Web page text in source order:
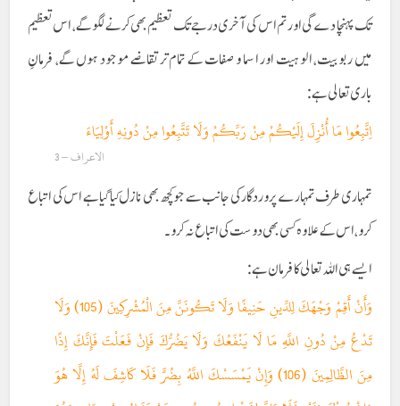
تک پہنچا دے گی اور تم اس کی آخری درجے تک تعظیم بھی کرنے لگو گے، اس تعظیم
میں ربوبیت، الوہیت اور اسما و صفات کے تمام تر تقاضے موجود ہوں گے، فرمانِ
باری تعالی ہے:
اِتَّبِعُوا مَا أُنْزِلَ إِلَيْكُمْ مِنْ رَبِّكُمْ وَلَا تَتَّبِعُوا مِنْ دُونِهِ أَوْلِيَاءَ
الاعراف – 3
تمہاری طرف تمہارے پروردگار کی جانب سے جو کچھ بھی نازل کیا گیا ہے اس کی اتباع
کرو، اس کے علاوہ کسی بھی دوست کی اتباع نہ کرو۔
ایسے ہی اللہ تعالی کا فرمان ہے:
وَأَنْ أَقِمْ وَجْهَكَ لِلدِّينِ حَنِيفًا وَلَا تَكُونَنَّ مِنَ الْمُشْرِكِينَ (105) وَلَا
تَدْعُ مِنْ دُونِ اللَّهِ مَا لَا يَنْفَعُكَ وَلَا يَضُرُّكَ فَإِنْ فَعَلْتَ فَإِنَّكَ إِذًا
مِنَ الظَّالِمِينَ (106) وَإِنْ يَمْسَسْكَ اللَّهُ بِضُرٍّ فَلَا كَاشِفَ لَهُ إِلَّا هُوَ